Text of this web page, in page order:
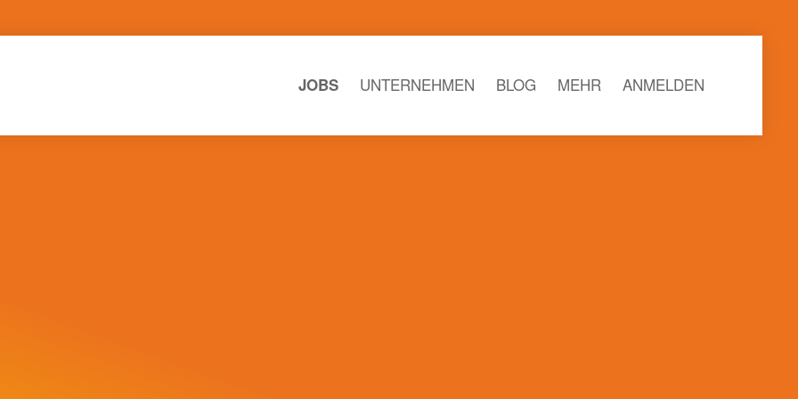
JOBS UNTERNEHMEN BLOG MEHR ANMELDEN